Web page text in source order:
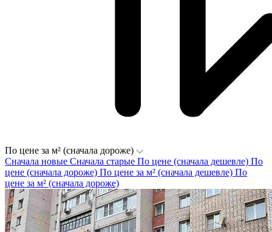
По цене за м² (сначала дороже)
Сначала новые Сначала старые По цене (сначала дешевле) По
цене (сначала дороже) По цене за м² (сначала дешевле) По
цене за м² (сначала дороже)